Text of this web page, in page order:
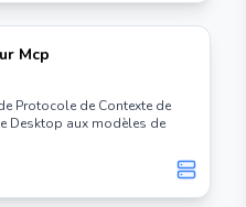
Mcp
Protocole de Contexte de
Desktop aux modèles de